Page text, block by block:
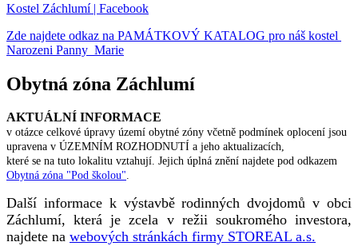
Kostel Záchlumí | Facebook
Zde najdete odkaz na PAMÁTKOVÝ KATALOG pro náš kostel
Narozeni Panny Marie
Obytná zóna Záchlumí
AKTUÁLNÍ INFORMACE
v otázce celkové úpravy území obytné zóny včetně podmínek oplocení jsou
upravena v ÚZEMNÍM ROZHODNUTÍ a jeho aktualizacích,
které se na tuto lokalitu vztahují. Jejich úplná znění najdete pod odkazem
Obytná zóna "Pod školou".
Další informace k výstavbě rodinných dvojdomů v obci
Záchlumí, která je zcela v režii soukromého investora,
najdete na webových stránkách firmy STOREAL a.s.